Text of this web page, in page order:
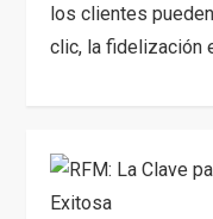
los clientes
clic, la fidelización